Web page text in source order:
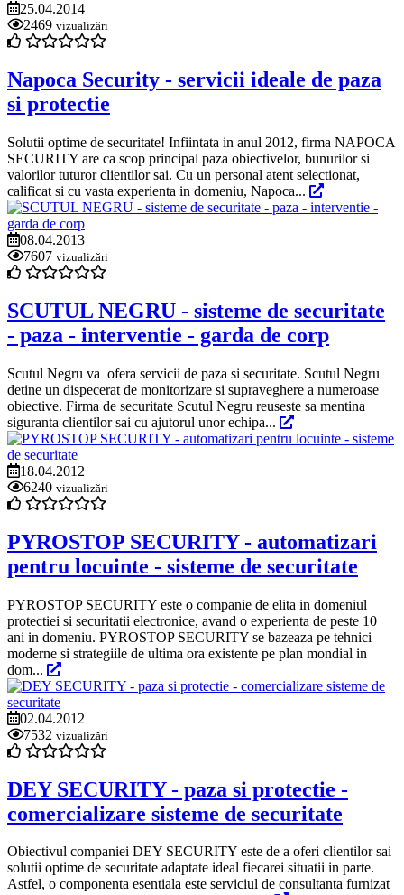
25.04.2014
2469 vizualizări
Napoca Security - servicii ideale de paza
si protectie
Solutii optime de securitate! Infiintata in anul 2012, firma NAPOCA
SECURITY are ca scop principal paza obiectivelor, bunurilor si
valorilor tuturor clientilor sai. Cu un personal atent selectionat,
calificat si cu vasta experienta in domeniu, Napoca...
08.04.2013
7607 vizualizări
SCUTUL NEGRU - sisteme de securitate
- paza - interventie - garda de corp
Scutul Negru va ofera servicii de paza si securitate. Scutul Negru
detine un dispecerat de monitorizare si supraveghere a numeroase
obiective. Firma de securitate Scutul Negru reuseste sa mentina
siguranta clientilor sai cu ajutorul unor echipa...
18.04.2012
6240 vizualizări
PYROSTOP SECURITY - automatizari
pentru locuinte - sisteme de securitate
PYROSTOP SECURITY este o companie de elita in domeniul
protectiei si securitatii electronice, avand o experienta de peste 10
ani in domeniu. PYROSTOP SECURITY se bazeaza pe tehnici
moderne si strategiile de ultima ora existente pe plan mondial in
dom...
02.04.2012
7532 vizualizări
DEY SECURITY - paza si protectie -
comercializare sisteme de securitate
Obiectivul companiei DEY SECURITY este de a oferi clientilor sai
solutii optime de securitate adaptate ideal fiecarei situatii in parte.
Astfel, o componenta esentiala este serviciul de consultanta furnizat